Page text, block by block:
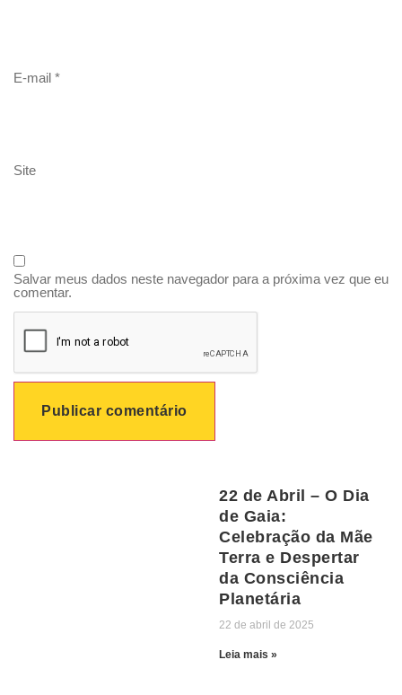
E-mail *
Site
Salvar meus dados neste navegador para a próxima vez que eu
comentar.
22 de Abril – O Dia
de Gaia:
Celebração da Mãe
Terra e Despertar
da Consciência
Planetária
22 de abril de 2025
Leia mais »